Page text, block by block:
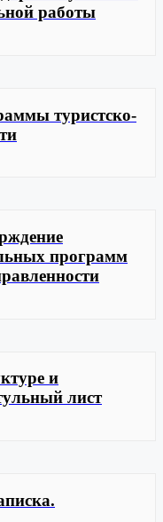
работы
туристско-
программ
и
лист